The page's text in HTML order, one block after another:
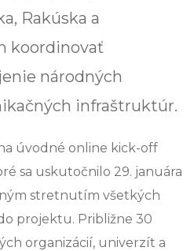
Rakúska a
koordinovať
národných
infraštruktúr.
úvodné online kick-off
sa uskutočnilo 29. januára
stretnutím všetkých
projektu. Približne 30
organizácií, univerzít a